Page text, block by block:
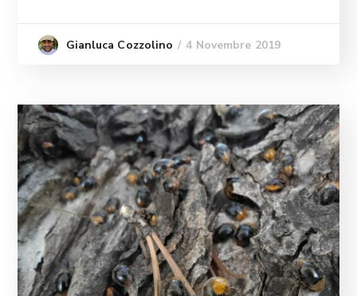
Gianluca Cozzolino 4 Novembre 2019